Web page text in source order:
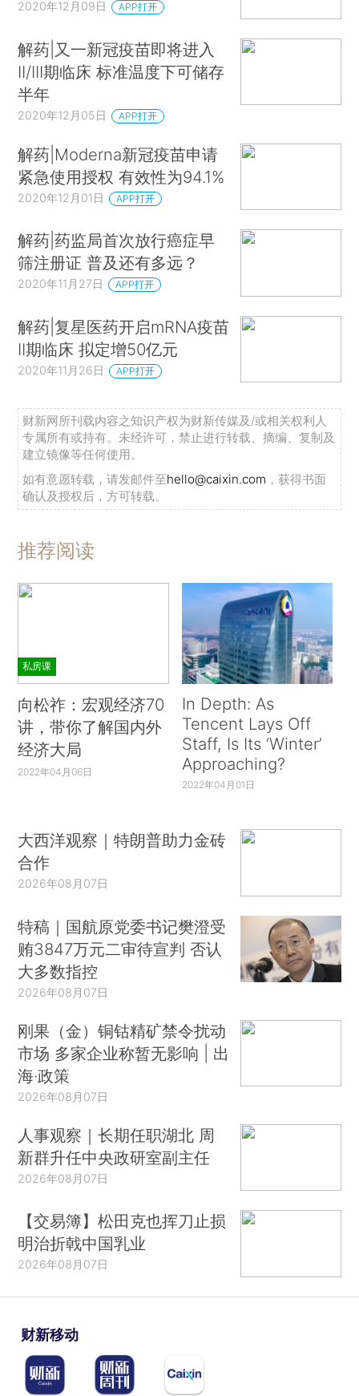
2020年12月09日 APP打开
解药|又一新冠疫苗即将进入
II/III期临床 标准温度下可储存
半年
2020年12月05日 APP打开
解药|Moderna新冠疫苗申请
紧急使用授权 有效性为94.1%
2020年12月01日 APP打开
解药|药监局首次放行癌症早
筛注册证 普及还有多远？
2020年11月27日 APP打开
解药|复星医药开启mRNA疫苗
II期临床 拟定增50亿元
2020年11月26日 APP打开
财新网所刊载内容之知识产权为财新传媒及/或相关权利人
专属所有或持有。未经许可，禁止进行转载、摘编、复制及
建立镜像等任何使用。
如有意愿转载，请发邮件至hello@caixin.com ，获得书面
确认及授权后，方可转载。
推荐阅读
私房课
向松祚：宏观经济70
讲，带你了解国内外
经济大局
2022年04月06日
In Depth: As
Tencent Lays Off
Staff, Is Its ‘Winter’
Approaching?
2022年04月01日
大西洋观察｜特朗普助力金砖
合作
2026年08月07日
特稿｜国航原党委书记樊澄受
贿3847万元二审待宣判 否认
大多数指控
2026年08月07日
刚果（金）铜钴精矿禁令扰动
市场 多家企业称暂无影响 | 出
海·政策
2026年08月07日
人事观察｜长期任职湖北 周
新群升任中央政研室副主任
2026年08月07日
【交易簿】松田克也挥刀止损
明治折戟中国乳业
2026年08月07日
财新移动